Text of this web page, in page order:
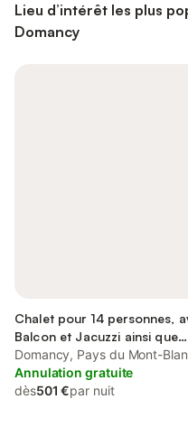
Lieu d’intérêt les plus
Domancy
Chalet pour 14 personnes,
Balcon et Jacuzzi ainsi que
Terrasse et Jardin
Domancy, Pays du Mont-
Annulation gratuite
dès501 €par nuit